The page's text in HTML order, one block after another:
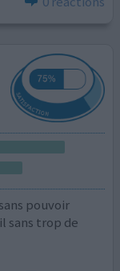
pouvoir
sans trop de